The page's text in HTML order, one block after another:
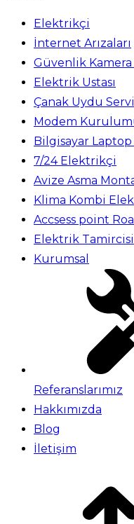
Elektrikçi
İnternet Arızaları
Güvenlik Kamera
Elektrik Ustası
Çanak Uydu
Modem
Bilgisayar
7/24 Elektrikçi
Avize Asma
Klima Kombi
Accsess point
Elektrik Tamircisi
Kurumsal
Referanslarımız
Hakkımızda
Blog
İletişim